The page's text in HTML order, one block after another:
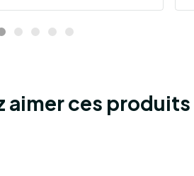
aimer ces produits